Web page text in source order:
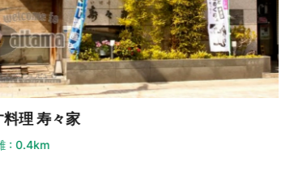
ふな又
直線距離 : 0.4km